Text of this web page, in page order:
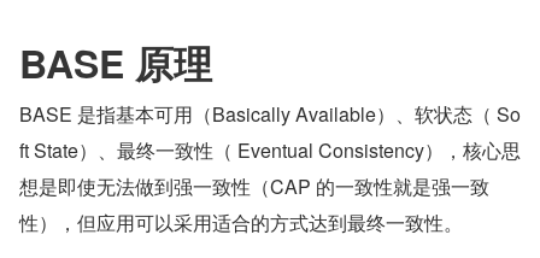
BASE 原理
BASE 是指基本可用（Basically Available）、软状态（ So
ft State）、最终一致性（ Eventual Consistency），核心思
想是即使无法做到强一致性（CAP 的一致性就是强一致
性），但应用可以采用适合的方式达到最终一致性。